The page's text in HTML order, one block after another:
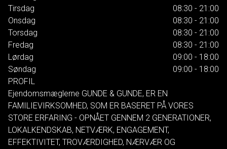
Tirsdag
08:30 - 21:00
Onsdag
08:30 - 21:00
Torsdag
08:30 - 21:00
Fredag
08:30 - 21:00
Lørdag
09:00 - 18:00
Søndag
09:00 - 18:00
PROFIL
Ejendomsmæglerne GUNDE & GUNDE, ER EN
FAMILIEVIRKSOMHED, SOM ER BASERET PÅ VORES
STORE ERFARING - OPNÅET GENNEM 2 GENERATIONER,
LOKALKENDSKAB, NETVÆRK, ENGAGEMENT,
EFFEKTIVITET, TROVÆRDIGHED, NÆRVÆR OG